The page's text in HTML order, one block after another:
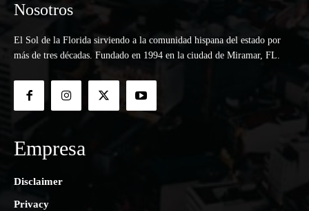
Nosotros
El Sol de la Florida sirviendo a la comunidad hispana del estado por
más de tres décadas. Fundado en 1994 en la ciudad de Miramar, FL.
Empresa
Disclaimer
Privacy